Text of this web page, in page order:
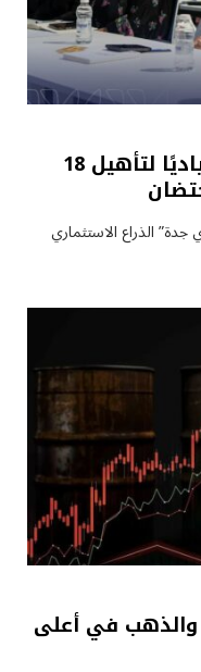
وادي جدة” تطلق معسكرًا رياديًا لتأهيل 18
“وادي جدة” الذراع الاستثماري
والذهب في أعلى